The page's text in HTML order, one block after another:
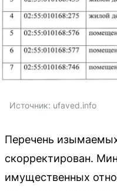
Источник: ufaved.info
Перечень
скорректирован.
имущественных